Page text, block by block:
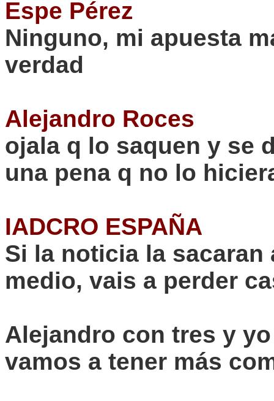
Espe Pérez
Ninguno, mi apuesta
verdad
Alejandro Roces
ojala q lo saquen y se
una pena q no lo
IADCRO ESPAÑA
Si la noticia la
medio, vais a perder
Alejandro con tres y
vamos a tener más